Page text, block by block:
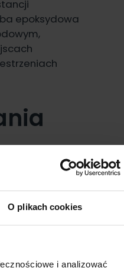
O plikach cookies
i analizować
epoksydowa
emalię
ruchu
Beton Emalia
zarazem